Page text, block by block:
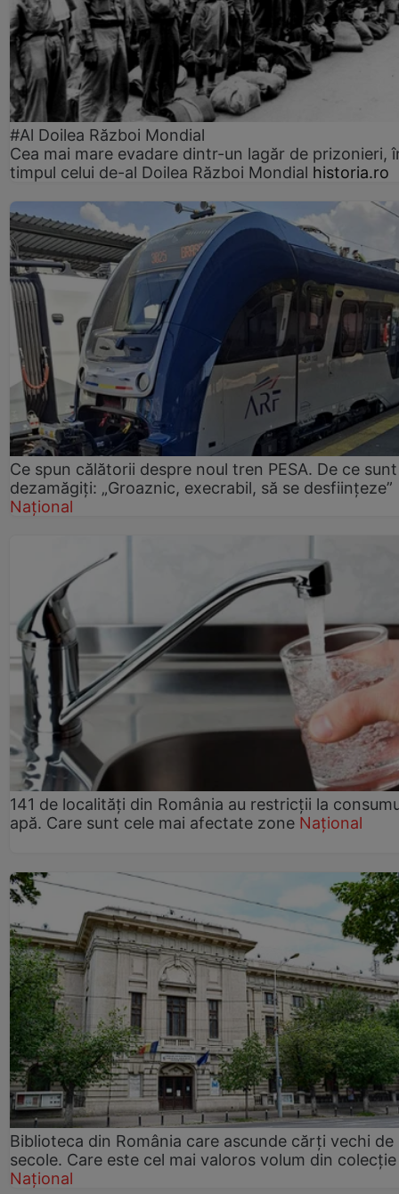
#Al Doilea Război Mondial
Cea mai mare evadare dintr-un lagăr de prizonieri,
timpul celui de-al Doilea Război Mondial historia.ro
Ce spun călătorii despre noul tren PESA. De ce sunt
dezamăgiți: „Groaznic, execrabil, să se desființeze”
Național
141 de localități din România au restricții la
apă. Care sunt cele mai afectate zone Național
Biblioteca din România care ascunde cărți vechi de
secole. Care este cel mai valoros volum din colecție
Național